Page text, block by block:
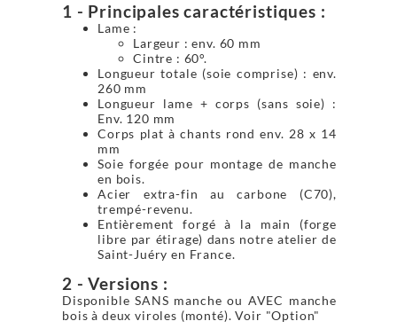
1 - Principales caractéristiques :
Lame :
Largeur : env. 60 mm
Cintre : 60°.
Longueur totale (soie comprise) : env.
260 mm
Longueur lame + corps (sans soie) :
Env. 120 mm
Corps plat à chants rond env. 28 x 14
mm
Soie forgée pour montage de manche
en bois.
Acier extra-fin au carbone (C70),
trempé-revenu.
Entièrement forgé à la main (forge
libre par étirage) dans notre atelier de
Saint-Juéry en France.
2 - Versions :
Disponible SANS manche ou AVEC manche
bois à deux viroles (monté). Voir "Option"